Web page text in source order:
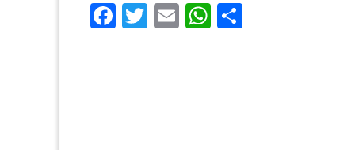
Facebook
TwitterEmailWhatsApp